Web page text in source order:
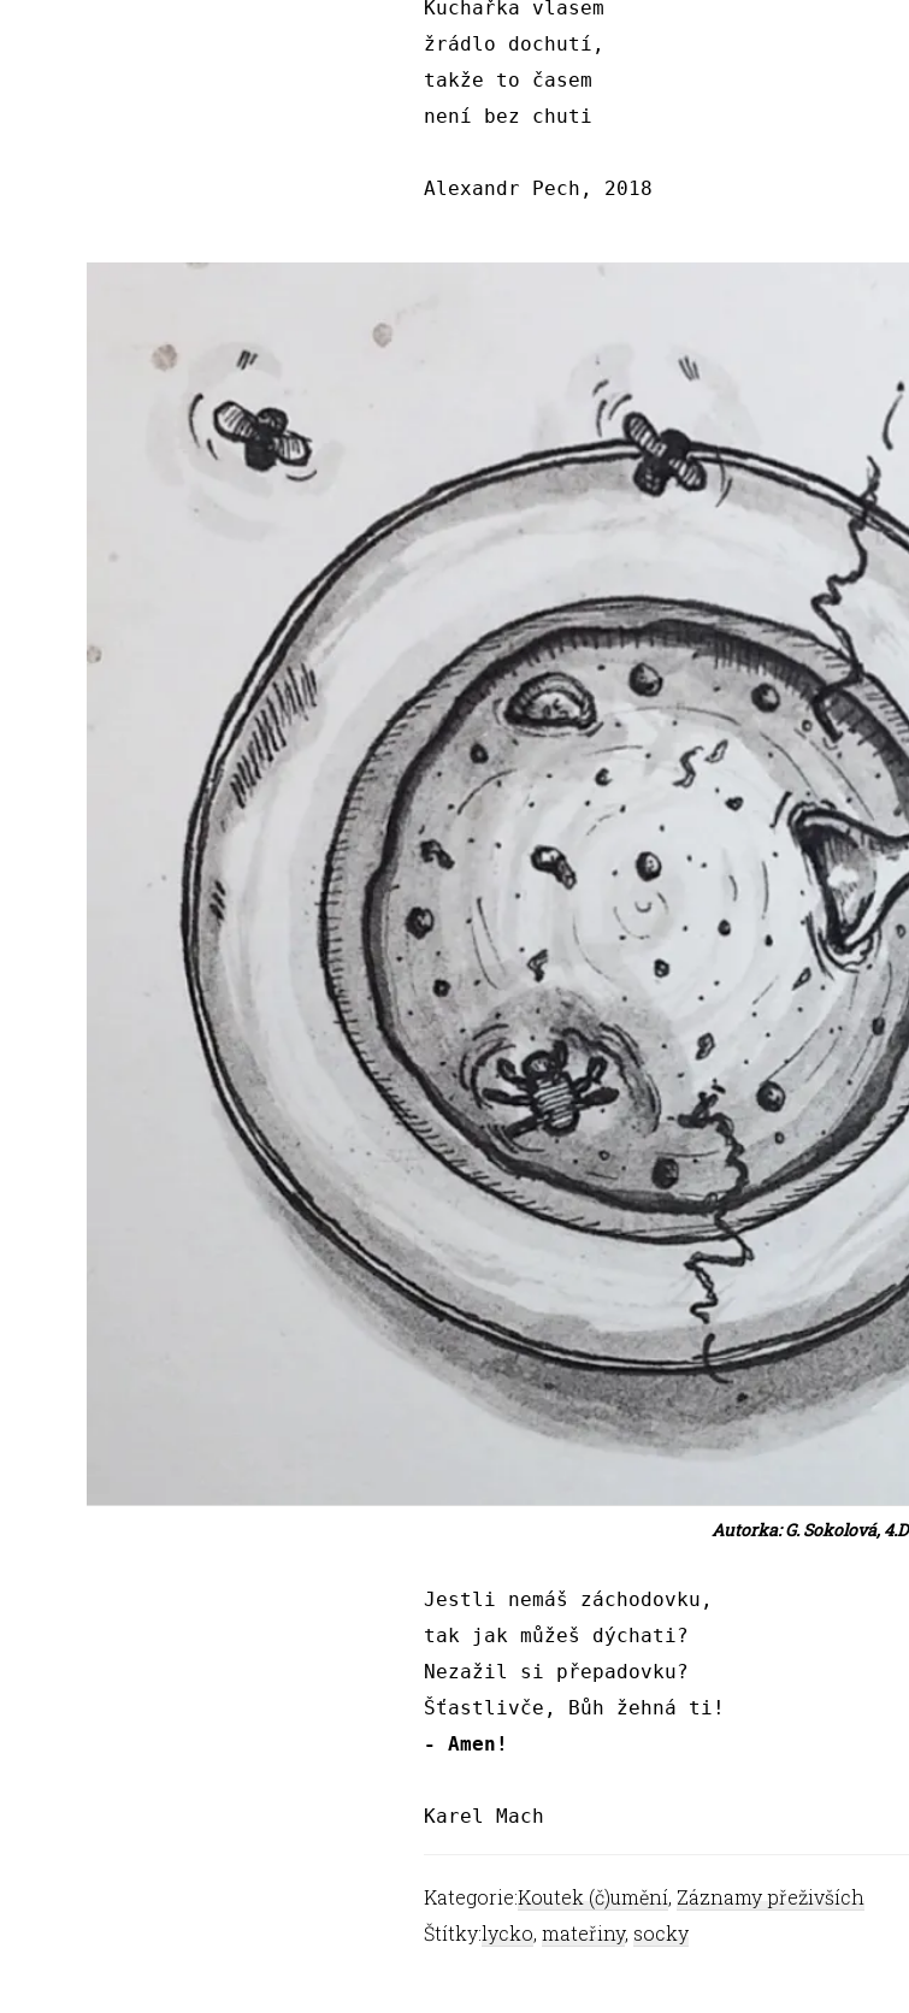
Kuchařka vlasem
žrádlo dochutí,
takže to časem
není bez chuti
Alexandr Pech, 2018
Autorka: G. Sokolová, 4.D
Jestli nemáš záchodovku,
tak jak můžeš dýchati?
Nezažil si přepadovku?
Šťastlivče, Bůh žehná ti!
- Amen!
Karel Mach
Kategorie:Koutek (č)umění, Záznamy přeživších
Štítky:lycko, mateřiny, socky